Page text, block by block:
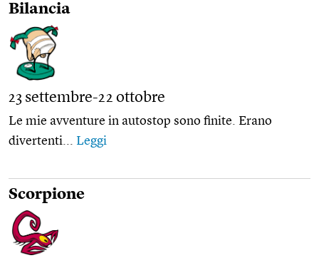
Bilancia
23 settembre-22 ottobre
Le mie avventure in autostop sono finite. Erano
divertenti... Leggi
Scorpione